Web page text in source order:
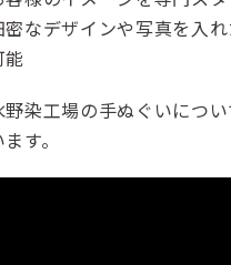
密なデザインや写真を入
能
野染工場の手ぬぐいにつ
す。